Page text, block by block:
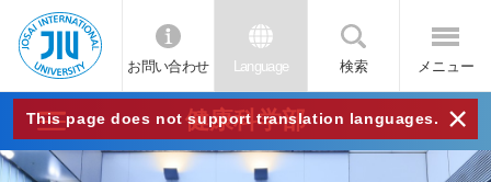
JIU
城西
お問い合わせ Language 検索 メニュー
This page does not support translation languages. ×
健康科学部